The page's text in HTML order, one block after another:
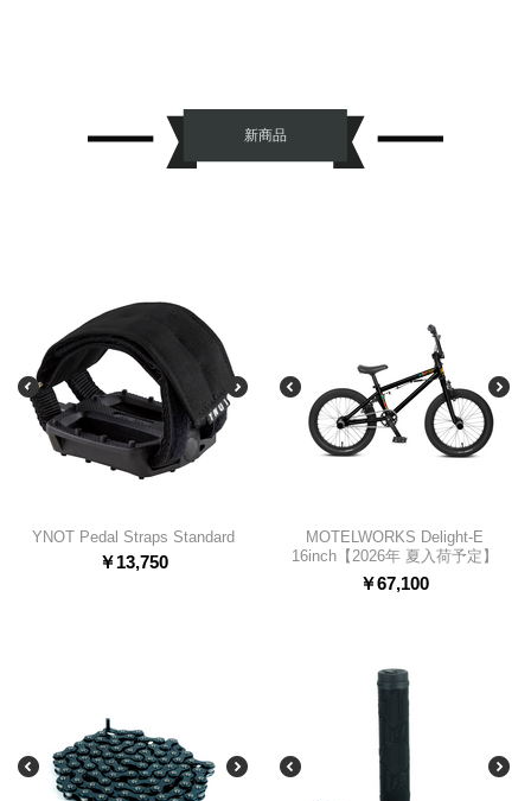
新商品
YNOT Pedal Straps Standard
￥13,750
MOTELWORKS Delight-E
16inch【2026年 夏入荷予定】
￥67,100